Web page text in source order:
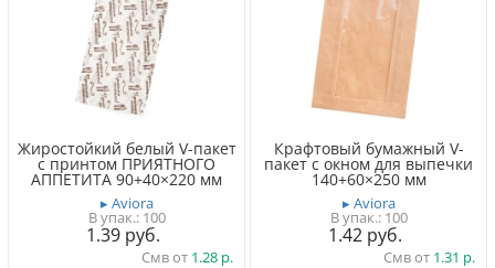
Жиростойкий белый V-пакет
с принтом ПРИЯТНОГО
АППЕТИТА 90+40×220 мм
▸ Aviora
100
1.39
Смв от 1.28
Крафтовый бумажный V-
пакет с окном для выпечки
140+60×250 мм
▸ Aviora
100
1.42
Смв от 1.31